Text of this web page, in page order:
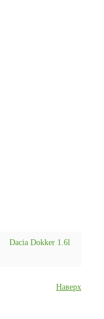
Dacia Dokker 1.6l
Наверх